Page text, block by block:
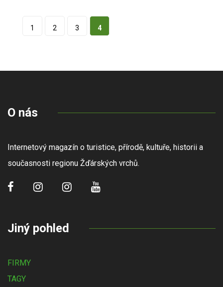
1 2 3 4
O nás
Internetový magazín o turistice, přírodě, kultuře, historii a
současnosti regionu Žďárských vrchů.
Jiný pohled
FIRMY
TAGY